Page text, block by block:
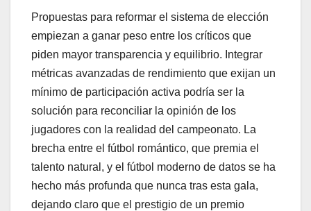
Propuestas para reformar el sistema de elección
empiezan a ganar peso entre los críticos que
piden mayor transparencia y equilibrio. Integrar
métricas avanzadas de rendimiento que exijan un
mínimo de participación activa podría ser la
solución para reconciliar la opinión de los
jugadores con la realidad del campeonato. La
brecha entre el fútbol romántico, que premia el
talento natural, y el fútbol moderno de datos se ha
hecho más profunda que nunca tras esta gala,
dejando claro que el prestigio de un premio